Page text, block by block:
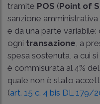
tramite POS (Point of
sanzione
e da una parte
ogni transazione , a
spesa sostenuta, a cui
è commisurata al 4%
quale non è stato
(art. 15 c. 4 bis DL 179/